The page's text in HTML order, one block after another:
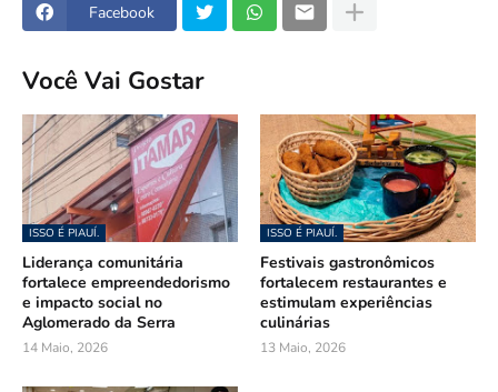
Facebook
Você Vai Gostar
ISSO É PIAUÍ.
Liderança comunitária
fortalece empreendedorismo
e impacto social no
Aglomerado da Serra
14 Maio, 2026
ISSO É PIAUÍ.
Festivais gastronômicos
fortalecem restaurantes e
estimulam experiências
culinárias
13 Maio, 2026